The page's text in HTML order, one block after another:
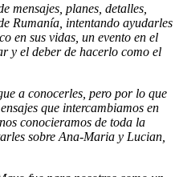
mensajes, planes, detalles,
Rumanía, intentando ayudarles
en sus vidas, un evento en el
y el deber de hacerlo como el
a conocerles, pero por lo que
que intercambiamos en
conocieramos de toda la
sobre Ana-Maria y Lucian,